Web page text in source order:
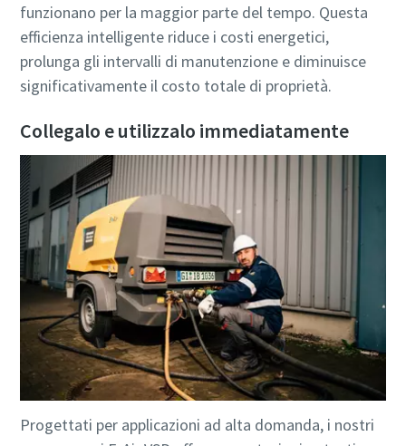
funzionano per la maggior parte del tempo. Questa
efficienza intelligente riduce i costi energetici,
prolunga gli intervalli di manutenzione e diminuisce
significativamente il costo totale di proprietà.
Collegalo e utilizzalo immediatamente
Progettati per applicazioni ad alta domanda, i nostri